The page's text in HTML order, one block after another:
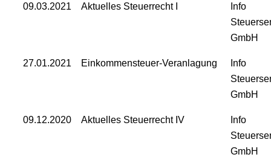
09.03.2021 Aktuelles Steuerrecht I
Info
GmbH
27.01.2021 Einkommensteuer-Veranlagung
Info
GmbH
09.12.2020 Aktuelles Steuerrecht IV
Info
GmbH